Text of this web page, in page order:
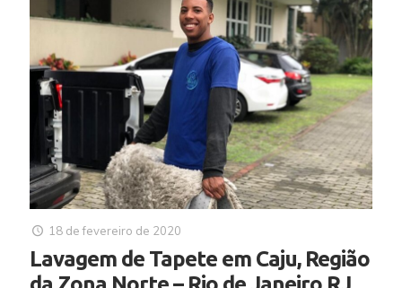
18 de fevereiro de 2020
Lavagem de Tapete em Caju, Região